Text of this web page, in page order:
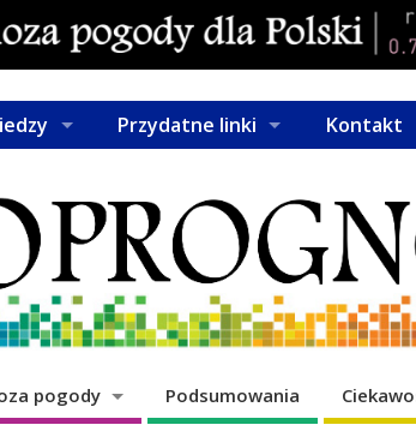
Przydatne linki Kontakt
pogody Podsumowania